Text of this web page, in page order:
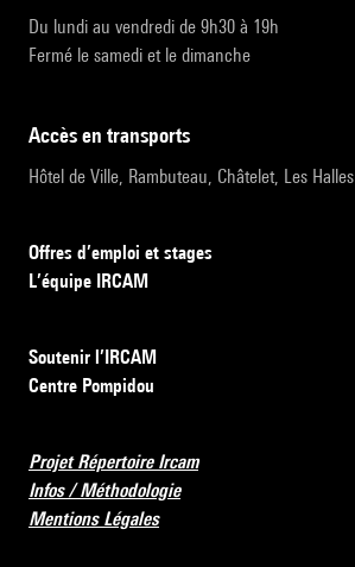
Du lundi au vendredi de 9h30 à 19h
Fermé le samedi et le dimanche
accès en transports
Hôtel de Ville, Rambuteau, Châtelet, Les Halles
Offres d’emploi et stages
L’équipe IRCAM
Soutenir l’IRCAM
Centre Pompidou
Projet Répertoire Ircam
Infos / Méthodologie
Mentions Légales